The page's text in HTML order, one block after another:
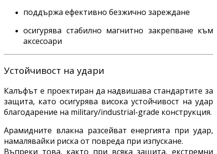
поддържа ефективно безжично зареждане
осигурява стабилно магнитно закрепване към
аксесоари
Устойчивост на удари
Калъфът е проектиран да надвишава стандартите за
защита, като осигурява висока устойчивост на удар
благодарение на military/industrial-grade конструкция.
Арамидните влакна разсейват енергията при удар,
намалявайки риска от повреда при изпускане.
Въпреки това, както при всяка защита, екстремни